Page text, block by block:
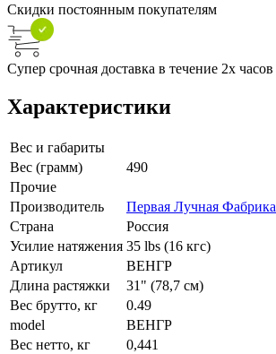
Скидки постоянным покупателям
Супер срочная доставка в течение 2х часов
Характеристики
Вес и габариты
Вес (грамм)
490
Прочие
Производитель
Первая Лучная Фабрика
Страна
Россия
Усилие натяжения 35 lbs (16 кгс)
Артикул
ВЕНГР
Длина растяжки
31" (78,7 см)
Вес брутто, кг
0.49
model
ВЕНГР
Вес нетто, кг
0,441